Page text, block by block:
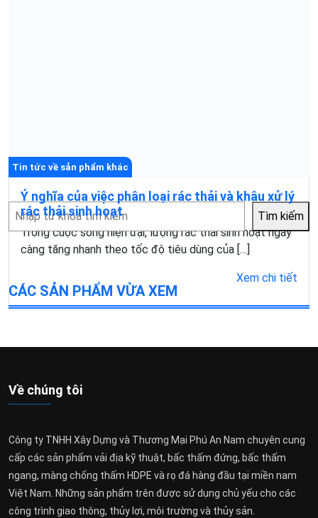
Tin tức về sản phẩm khác
Ý nghĩa của việc phân loại rác thải và khâu xử lý
rác thải sinh hoạt
Trong cuộc sống hiện đại, lượng rác thải sinh hoạt ngày
càng tăng nhanh theo tốc độ tiêu dùng của […]
Xem chi tiết
Tìm
kiếm
Tìm kiếm
CÁC SẢN PHẨM VỪA XEM
Về chúng tôi
Công ty TNHH Xây Dựng và Thương Mại Phú An Nam chuyên cung
cấp các sản phẩm vải địa kỹ thuật, bấc thấm đứng, bấc thấm
ngang, màng chống thấm HDPE và rọ đá hàng đầu tại miền nam
Việt Nam. Những sản phẩm trên được sử dụng chủ yếu cho các
công trình giao thông, thủy lợi, môi trường và thủy sản.